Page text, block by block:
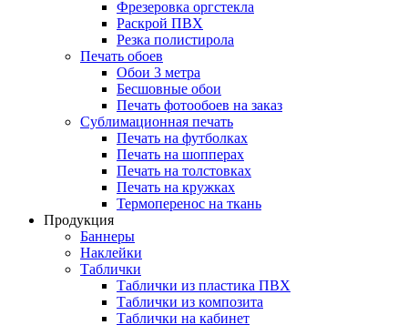
Фрезеровка оргстекла
Раскрой ПВХ
Резка полистирола
Печать обоев
Обои 3 метра
Бесшовные обои
Печать фотообоев на заказ
Сублимационная печать
Печать на футболках
Печать на шопперах
Печать на толстовках
Печать на кружках
Термоперенос на ткань
Продукция
Баннеры
Наклейки
Таблички
Таблички из пластика ПВХ
Таблички из композита
Таблички на кабинет